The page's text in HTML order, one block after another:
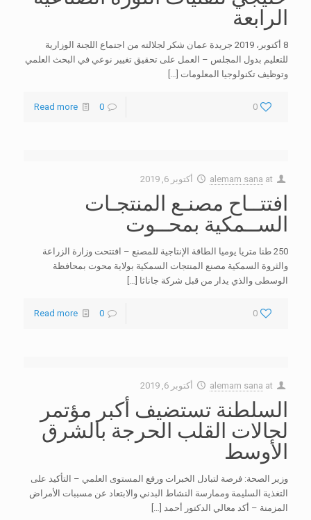
الرابعة
8 أكتوبر، 2019 جريدة عمان شكر لجلالته من اجتماع اللجنة الوزارية
للتعليم بدول المجلس – العمل على تحقيق تغيير نوعي في البحث العلمي
وتوظيف تكنولوجيا المعلومات […]
0
0
Read more
alemam sana at أكتوبر 6, 2019
افتتــاح مصنـع المنتجـات
الســمكية بمحــوت
250 طنا متريا يوميا الطاقة الإنتاجية للمصنع – افتتحت وزارة الزراعة
والثروة السمكية مصنع المنتجات السمكية بولاية محوت بمحافظة
الوسطى والذي يدار من قبل شركة جاناثا […]
0
0
Read more
alemam sana at أكتوبر 6, 2019
السلطنة تستضيف أكبر مؤتمر
لحالات القلب الحرجة بالشرق
الأوسط
وزير الصحة: فرصة لتبادل الخبرات ورفع المستوى العلمي – التأكيد على
التغذية السليمة وممارسة النشاط البدني والابتعاد عن مسببات الأمراض
المزمنة – أكد معالي الدكتور أحمد […]